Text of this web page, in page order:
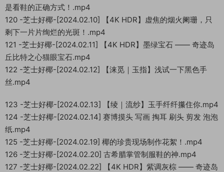
是看鞋的正确方式！.mp4
120 -芝士好椰-[2024.02.10] 【4K HDR】虚焦的烟火阑珊，只
剩下一片片绚烂的光斑！.mp4
121 -芝士好椰-[2024.02.11] 【4K HDR】墨绿宝石 —— 奇迹岛
丘比特之心猫眼宝石.mp4
122 -芝士好椰-[2024.02.12] 【涞觅｜玉指】浅试一下黑色手
丝.mp4
123 -芝士好椰-[2024.02.13] 【绫｜流纱】玉手纤纤攥住你.mp4
124 -芝士好椰-[2024.02.14] 赛博摸头 写画 掏耳 刷头 剪发 泡泡
纸.mp4
125 -芝士好椰-[2024.02.19] 椰的珍贵现场制作花絮！.mp4
126 -芝士好椰-[2024.02.20] 古希腊掌管制服鞋的神.mp4
127 -芝士好椰-[2024.02.22] 【4K HDR】紫调灰棕 —— 奇迹岛